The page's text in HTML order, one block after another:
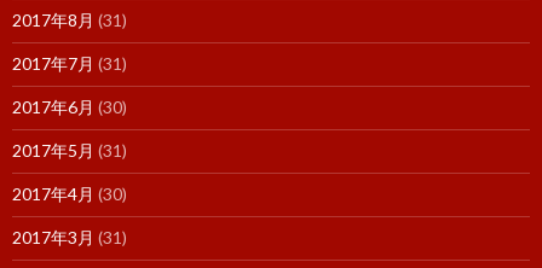
2017年8月 (31)
2017年7月 (31)
2017年6月 (30)
2017年5月 (31)
2017年4月 (30)
2017年3月 (31)